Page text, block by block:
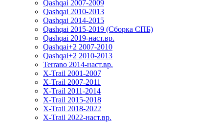
Qashqai 2007-2009
Qashqai 2010-2013
Qashqai 2014-2015
Qashqai 2015-2019 (Сборка СПБ)
Qashqai 2019-наст.вр.
Qashqai+2 2007-2010
Qashqai+2 2010-2013
Terrano 2014-наст.вр.
X-Trail 2001-2007
X-Trail 2007-2011
X-Trail 2011-2014
X-Trail 2015-2018
X-Trail 2018-2022
X-Trail 2022-наст.вр.